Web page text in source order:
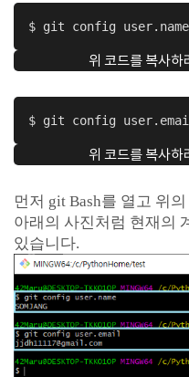
$ git config user.name
위 코드를 복사하
$ git config
위 코드를 복사하
먼저 git Bash를 열고 위
아래의 사진처럼 현재의
있습니다.